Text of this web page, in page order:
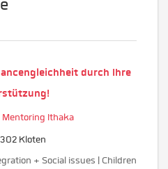
durch Ihre
Mentoring Ithaka
Kloten
+ Social issues | Children